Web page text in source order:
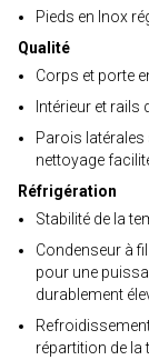
Pieds en Inox
Qualité
Corps et porte
Intérieur et
Parois
nettoyage
Réfrigération
Stabilité de la
Condenseur à
pour une
durablement
répartition de la